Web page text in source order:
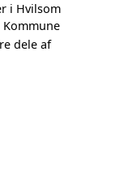
i Hvilsom
dele af